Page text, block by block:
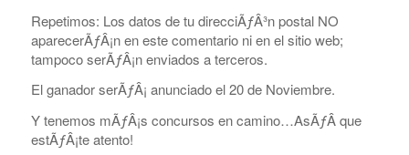
Repetimos: Los datos de tu direcciÃƒÂ³n postal NO
aparecerÃƒÂ¡n en este comentario ni en el sitio web;
tampoco serÃƒÂ¡n enviados a terceros.
El ganador serÃƒÂ¡ anunciado el 20 de Noviembre.
Y tenemos mÃƒÂ¡s concursos en camino…AsÃƒÂ­ que
estÃƒÂ¡te atento!